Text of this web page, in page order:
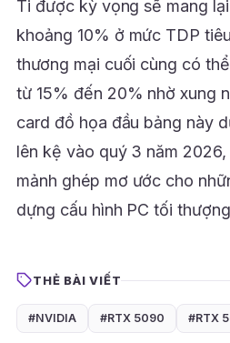
Ti được kỳ vọng sẽ mang
khoảng 10% ở mức TDP
thương mại cuối cùng có
từ 15% đến 20% nhờ xung
card đồ họa đầu bảng này
lên kệ vào quý 3 năm
mảnh ghép mơ ước cho
dựng cấu hình PC tối
THẺ BÀI VIẾT
#NVIDIA #RTX 5090 #RTX